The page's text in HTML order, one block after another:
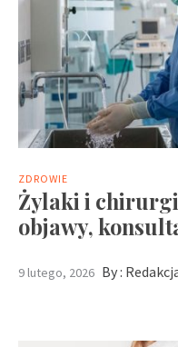
ZDROWIE
Żylaki i
objawy,
9 lutego, 2026 By :